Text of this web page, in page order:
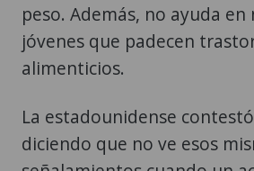
peso. Además, no ayuda en
jóvenes que padecen
alimenticios.
La estadounidense
diciendo que no ve esos